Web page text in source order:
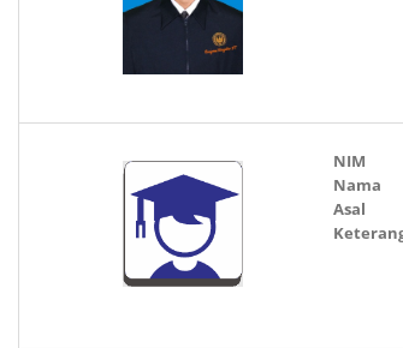
NIM
Nama
Asal